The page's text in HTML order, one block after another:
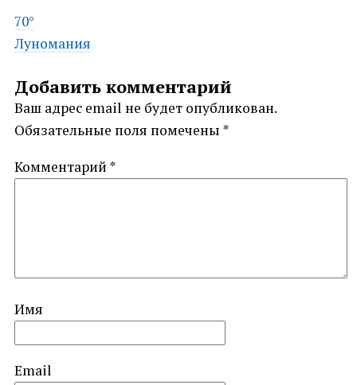
Post
navigation
70°
Луномания
Добавить комментарий
Ваш адрес email не будет опубликован.
Обязательные поля помечены *
Комментарий *
Имя
Email